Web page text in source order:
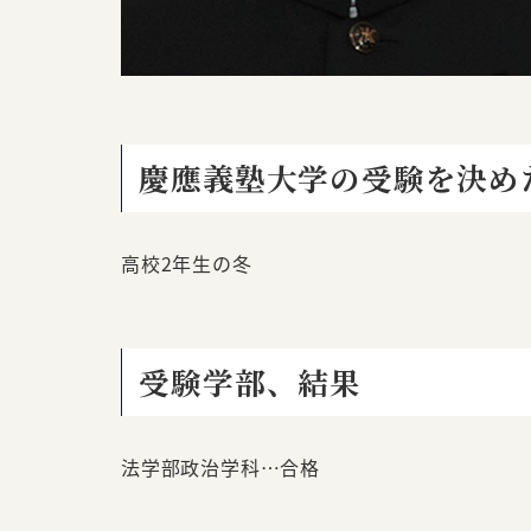
慶應義塾大学の受験を決め
高校2年生の冬
受験学部、結果
法学部政治学科…合格